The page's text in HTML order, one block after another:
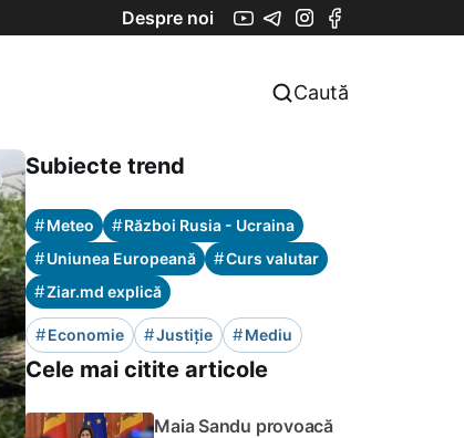
Despre noi
Caută
Subiecte trend
#Meteo #Război Rusia - Ucraina
#Uniunea Europeană #Curs valutar
#Ziar.md explică
#Economie #Justiție #Mediu
Cele mai citite articole
Maia Sandu provoacă